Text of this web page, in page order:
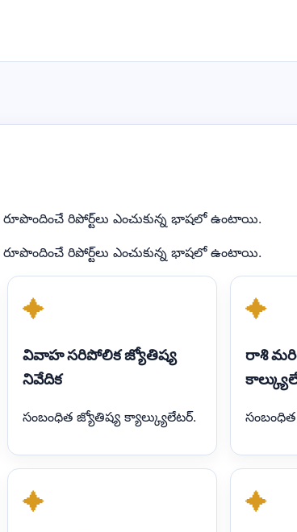
రిపోర్ట్‌లు ఎంచుకున్న భాషలో ఉంటాయి.
రిపోర్ట్‌లు ఎంచుకున్న భాషలో ఉంటాయి.
✦
వివాహ సరిపోలిక జ్యోతిష్య
నివేదిక
సంబంధిత జ్యోతిష్య క్యాల్క్యులేటర్.
✦
రాశి
✦ ✦